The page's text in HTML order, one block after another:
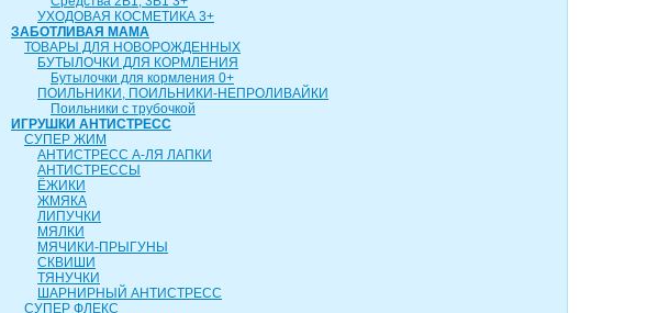
УХОДОВАЯ КОСМЕТИКА 3+
ЗАБОТЛИВАЯ МАМА
ТОВАРЫ ДЛЯ НОВОРОЖДЕННЫХ
БУТЫЛОЧКИ ДЛЯ КОРМЛЕНИЯ
Бутылочки для кормления 0+
ПОИЛЬНИКИ, ПОИЛЬНИКИ-НЕПРОЛИВАЙКИ
Поильники с трубочкой
ИГРУШКИ АНТИСТРЕСС
СУПЕР ЖИМ
АНТИСТРЕСС А-ЛЯ ЛАПКИ
АНТИСТРЕССЫ
ЁЖИКИ
ЖМЯКА
ЛИПУЧКИ
МЯЛКИ
МЯЧИКИ-ПРЫГУНЫ
СКВИШИ
ТЯНУЧКИ
ШАРНИРНЫЙ АНТИСТРЕСС
СУПЕР ФЛЕКС